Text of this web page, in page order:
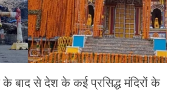
के बाद से देश के कई प्रसिद्ध मंदिरों के